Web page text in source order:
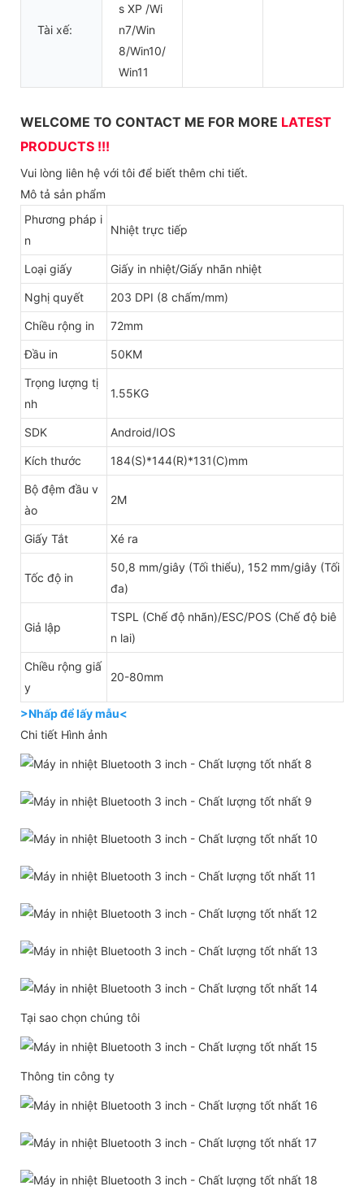
Tài xế:
s XP /Wi
n7/Win
8/Win10/
Win11
WELCOME TO CONTACT ME FOR MORE LATEST
PRODUCTS !!!
Vui lòng liên hệ với tôi để biết thêm chi tiết.
Mô tả sản phẩm
Phương pháp i
n
Nhiệt trực tiếp
Loại giấy Giấy in nhiệt/Giấy nhãn nhiệt
Nghị quyết 203 DPI (8 chấm/mm)
Chiều rộng in 72mm
Đầu in 50KM
Trọng lượng tị
nh
1.55KG
SDK Android/IOS
Kích thước 184(S)*144(R)*131(C)mm
Bộ đệm đầu v
ào
2M
Giấy Tắt Xé ra
Tốc độ in
50,8 mm/giây (Tối thiểu), 152 mm/giây (Tối
đa)
Giả lập
TSPL (Chế độ nhãn)/ESC/POS (Chế độ biê
n lai)
Chiều rộng giấ
y
20-80mm
>Nhấp để lấy mẫu<
Chi tiết Hình ảnh
Tại sao chọn chúng tôi
Thông tin công ty